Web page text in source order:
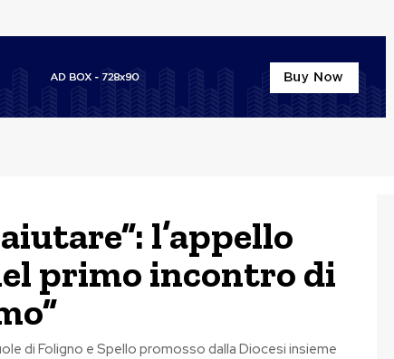
l’appello
primo incontro di
di Foligno e Spello promosso dalla Diocesi insieme